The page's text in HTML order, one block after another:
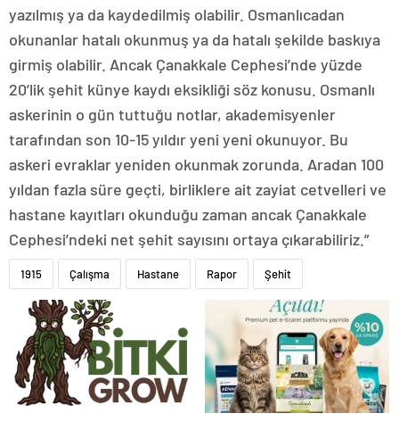
yazılmış ya da kaydedilmiş olabilir. Osmanlıcadan
okunanlar hatalı okunmuş ya da hatalı şekilde baskıya
girmiş olabilir. Ancak Çanakkale Cephesi’nde yüzde
20’lik şehit künye kaydı eksikliği söz konusu. Osmanlı
askerinin o gün tuttuğu notlar, akademisyenler
tarafından son 10-15 yıldır yeni yeni okunuyor. Bu
askeri evraklar yeniden okunmak zorunda. Aradan 100
yıldan fazla süre geçti, birliklere ait zayiat cetvelleri ve
hastane kayıtları okunduğu zaman ancak Çanakkale
Cephesi’ndeki net şehit sayısını ortaya çıkarabiliriz.”
1915 Çalışma Hastane Rapor Şehit